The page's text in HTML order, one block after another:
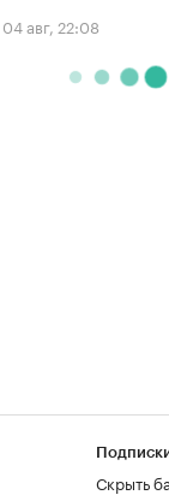
04 авг, 22:08
Скрыть